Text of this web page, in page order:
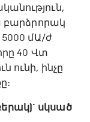
բարձրորակ
մԱ/ժ
40 Վտ
ունի, ինչը
սկսած